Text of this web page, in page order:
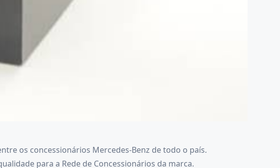
os concessionários Mercedes-Benz de todo o país.
para a Rede de Concessionários da marca.